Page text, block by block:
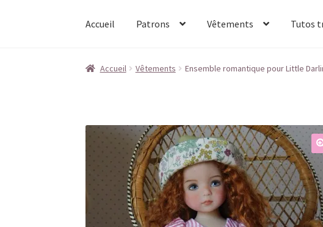
Accueil Patrons Vêtements Tutos
Accueil Conditions générales de vente Contact
Accueil Vêtements Ensemble romantique pour Little